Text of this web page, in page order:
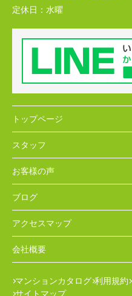
定休日： 水曜
トップページ
スタッフ
お客様の声
ブログ
アクセスマップ
会社概要
マンションカタログ 利用規約
サイトマップ